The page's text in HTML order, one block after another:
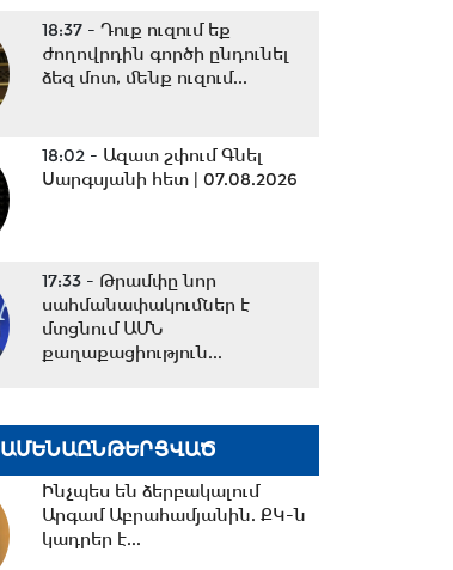
18:37 - Դուք ուզում եք
ժողովրդին գործի ընդունել
ձեզ մոտ, մենք ուզում...
18:02 - Ազատ շփում Գնել
Սարգսյանի հետ | 07.08.2026
17:33 - Թրամփը նոր
սահմանափակումներ է
մտցնում ԱՄՆ
քաղաքացիություն...
մասնակցությամբ
քարոզարշավը խոչընդոտելու
դեպքի...
16:38 -Տաթև համայնքի
նախկին ղեկավար Մուրադ
ԱՄԵՆԱԸՆԹԵՐՑՎԱԾ
Ինչպես են ձերբակալում
Արգամ Աբրահամյանին. ՔԿ-ն
կադրեր է...